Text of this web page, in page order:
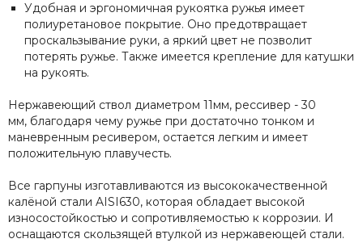
Удобная и эргономичная рукоятка ружья имеет
полиуретановое покрытие. Оно предотвращает
проскальзывание руки, а яркий цвет не позволит
потерять ружье. Также имеется крепление для катушки
на рукоять.
Нержавеющий ствол диаметром 11мм, рессивер - 30
мм, благодаря чему ружье при достаточно тонком и
маневренным ресивером, остается легким и имеет
положительную плавучесть.
Все гарпуны изготавливаются из высококачественной
калёной стали AISI630, которая обладает высокой
износостойкостью и сопротивляемостью к коррозии. И
оснащаются скользящей втулкой из нержавеющей стали.